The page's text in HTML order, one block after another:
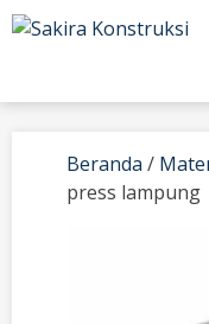
Skip
Beranda /
press lampung